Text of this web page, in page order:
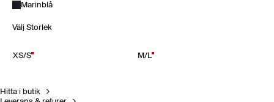
Marinblå
Välj Storlek
XS/S M/L
Hitta i butik